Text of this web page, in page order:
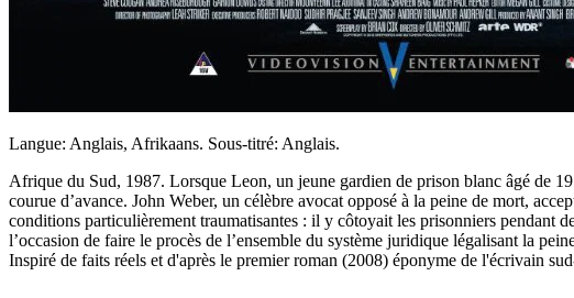
Langue: Anglais, Afrikaans. Sous-titré: Anglais.
Afrique du Sud, 1987. Lorsque Leon, un jeune gardien de prison blanc âgé de
courue d’avance. John Weber, un célèbre avocat opposé à la peine de mort,
conditions particulièrement traumatisantes : il y côtoyait les prisonniers pendant
l’occasion de faire le procès de l’ensemble du système juridique légalisant la
Inspiré de faits réels et d'après le premier roman (2008) éponyme de l'écrivain